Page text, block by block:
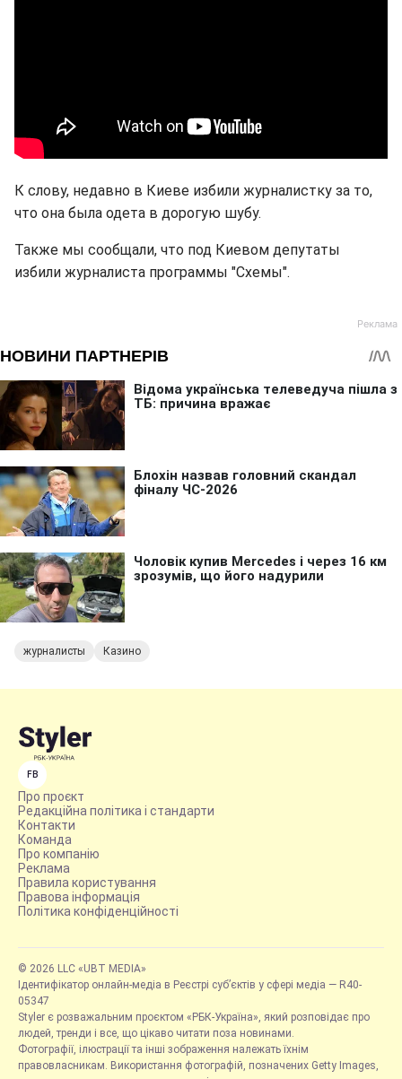
К слову, недавно в Киеве избили журналистку за то,
что она была одета в дорогую шубу.
Также мы сообщали, что под Киевом депутаты
избили журналиста программы "Схемы".
журналисты Казино
FB
Про проєкт
Редакційна політика і стандарти
Контакти
Команда
Про компанію
Реклама
Правила користування
Правова інформація
Політика конфіденційності
© 2026 LLC «UBT MEDIA»
Ідентифікатор онлайн-медіа в Реєстрі суб’єктів у сфері медіа — R40-
05347
Styler є розважальним проєктом «РБК-Україна», який розповідає про
людей, тренди і все, що цікаво читати поза новинами.
Фотографії, ілюстрації та інші зображення належать їхнім
правовласникам. Використання фотографій, позначених Getty Images,